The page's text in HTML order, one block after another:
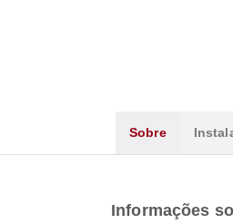
Sobre
Informações